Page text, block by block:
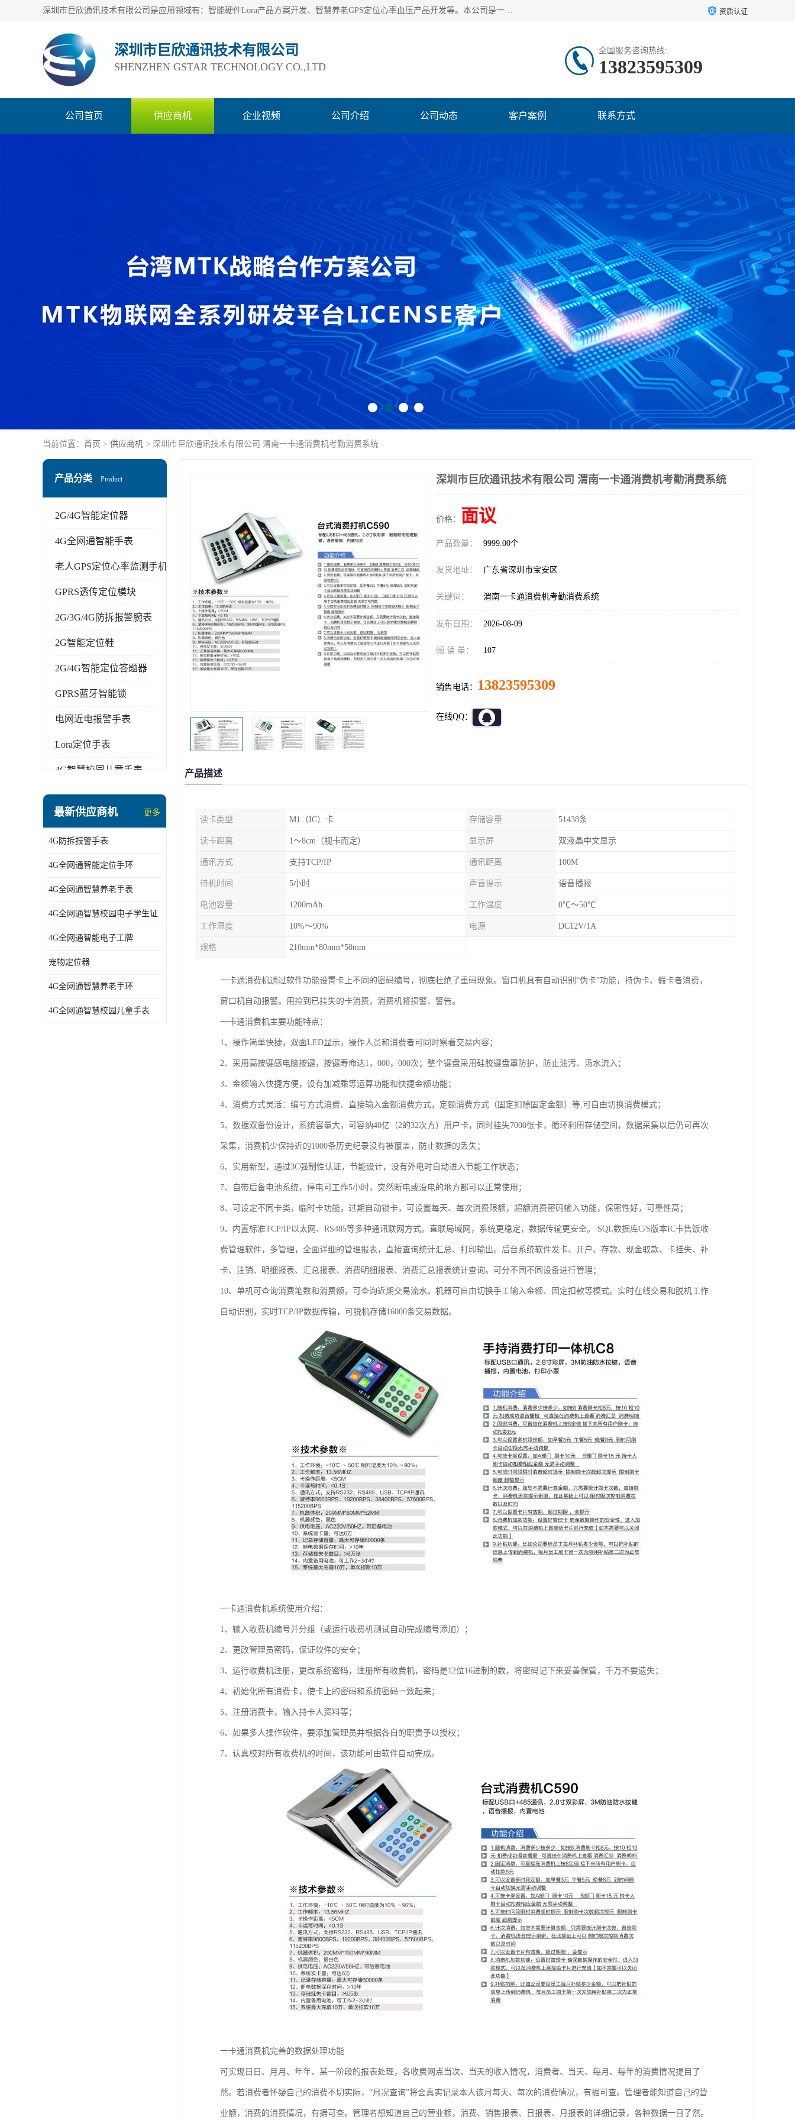
深圳市巨欣通讯技术有限公司是应用领域有：智能硬件Lora产品方案开发、智慧养老GPS定位心率血压产品开发等。本公司是一家民营高新技术企业、行业成员之一的智能硬件方案提供商，公司致力于为智能物联领域提供硬件解决方案。公司可满足不同类型客户采购需要，巨欣通讯切身体会客户对服务及时性的要求，建立了完善的售后服务系统，运用先进的互联网工具为客户提供及时、周到的服务！ 资质认证
深圳市巨欣通讯技术有限公司
SHENZHEN GSTAR TECHNOLOGY CO.,LTD
全国服务咨询热线:
13823595309
公司首页 供应商机 企业视频 公司介绍 公司动态 客户案例 联系方式
当前位置： 首页 > 供应商机 > 深圳市巨欣通讯技术有限公司 渭南一卡通消费机考勤消费系统
产品分类 Product
2G/4G智能定位器
4G全网通智能手表
老人GPS定位心率监测手机
GPRS透传定位模块
2G/3G/4G防拆报警腕表
2G智能定位鞋
2G/4G智能定位答题器
GPRS蓝牙智能锁
电网近电报警手表
Lora定位手表
4G智慧校园儿童手表
指静脉识别智能锁
2G/BT4.0智能睡眠带
2G/4G智慧养老手环
最新供应商机 更多
4G防拆报警手表
4G全网通智能定位手环
4G全网通智慧养老手表
4G全网通智慧校园电子学生证
4G全网通智能电子工牌
宠物定位器
4G全网通智慧养老手环
4G全网通智慧校园儿童手表
深圳市巨欣通讯技术有限公司 渭南一卡通消费机考勤消费系统
价格： 面议
产品数量： 9999.00个
发货地址： 广东省深圳市宝安区
关键词： 渭南一卡通消费机考勤消费系统
发布日期： 2026-08-09
阅 读 量： 107
销售电话： 13823595309
在线QQ：
产品描述
读卡类型 M1（IC）卡 存储容量 51438条
读卡距离 1～8cm（视卡而定） 显示屏 双液晶中文显示
通讯方式 支持TCP/IP 通讯距离 100M
待机时间 5小时 声音提示 语音播报
电池容量 1200mAh 工作温度 0℃～50℃
工作湿度 10%～90% 电源 DC12V/1A
规格 210mm*80mm*50mm
一卡通消费机通过软件功能设置卡上不同的密码编号，彻底杜绝了重码现象。窗口机具有自动识别“伪卡”功能，持伪卡、假卡者消费，
窗口机自动报警。用捡到已挂失的卡消费，消费机将损警、警告。
一卡通消费机主要功能特点：
1、操作简单快捷，双面LED显示，操作人员和消费者可同时察看交易内容；
2、采用高按键感电脑按键，按键寿命达1，000，000次；整个键盘采用硅胶键盘罩防护，防止油污、汤水流入；
3、金额输入快捷方便，设有加减乘等运算功能和快捷金额功能；
4、消费方式灵活：编号方式消费、直接输入金额消费方式，定额消费方式（固定扣除固定金额）等,可自由切换消费模式；
5、数据双备份设计，系统容量大，可容纳40亿（2的32次方）用户卡，同时挂失7000张卡，循环利用存储空间，数据采集以后仍可再次
采集，消费机少保持近的1000条历史纪录没有被覆盖，防止数据的丢失；
6、实用新型，通过3C强制性认证，节能设计，没有外电时自动进入节能工作状态；
7、自带后备电池系统，停电可工作5小时，突然断电或没电的地方都可以正常使用；
8、可设定不同卡类，临时卡功能，过期自动锁卡，可设置每天、每次消费限额，超额消费密码输入功能，保密性好，可靠性高；
9、内置标准TCP/IP以太网、RS485等多种通讯联网方式。直联局域网，系统更稳定，数据传输更安全。 SQL数据库C/S版本IC卡售饭收
费管理软件，多管理，全面详细的管理报表，直接查询统计汇总、打印输出。后台系统软件发卡、开户、存款、现金取款、卡挂失、补
卡、注销、明细报表、汇总报表、消费明细报表、消费汇总报表统计查询。可分不同不同设备进行管理；
10、单机可查询消费笔数和消费额，可查询近期交易流水。机器可自由切换手工输入金额、固定扣款等模式。实时在线交易和脱机工作
自动识别，实时TCP/IP数据传输，可脱机存储16000条交易数据。
一卡通消费机系统使用介绍：
1、输入收费机编号并分组（或运行收费机测试自动完成编号添加）；
2、更改管理员密码，保证软件的安全；
3、运行收费机注册，更改系统密码，注册所有收费机，密码是12位16进制的数，将密码记下来妥善保管，千万不要遗失；
4、初始化所有消费卡，使卡上的密码和系统密码一致起来；
5、注册消费卡，输入持卡人资料等；
6、如果多人操作软件，要添加管理员并根据各自的职责予以授权；
7、认真校对所有收费机的时间，该功能可由软件自动完成。
一卡通消费机完善的数据处理功能
可实现日日、月月、年年、某一阶段的报表处理，各收费网点当次、当天的收入情况，消费者、当天、每月、每年的消费情况提目了
然。若消费者怀疑自己的消费不切实际，“月况查询”将会真实记录本人该月每天、每次的消费情况，有据可查。管理者能知道自己的营
业额，消费的消费情况，有据可查。管理者想知道自己的营业额，消费、销售报表、日报表、月报表的详细记录，各种数据一目了然。